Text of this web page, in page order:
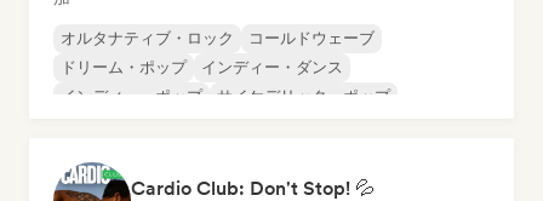
オルタナティブ・ロック
コールドウェーブ
ドリーム・ポップ
インディー・ダンス
インディー・ポップ
サイケデリック・ポップ
Cardio Club: Don't Stop! 💦